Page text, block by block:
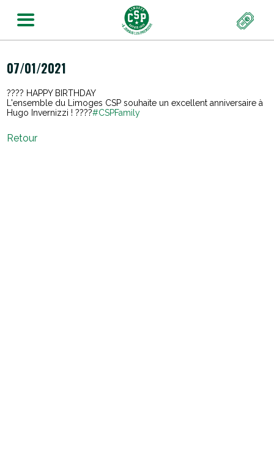
07/01/2021
???? HAPPY BIRTHDAY
L'ensemble du Limoges CSP souhaite un excellent anniversaire à
Hugo Invernizzi ! ????#CSPFamily
Retour